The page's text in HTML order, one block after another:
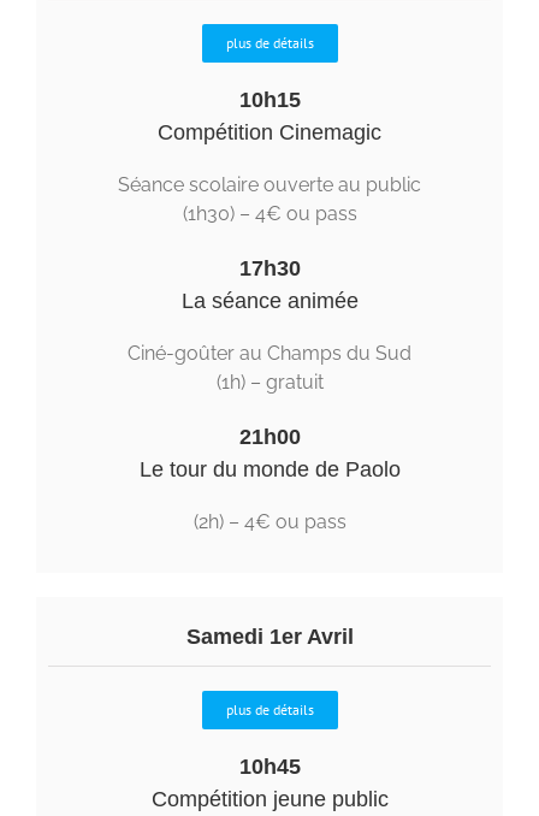
plus de détails
10h15
Compétition Cinemagic
Séance scolaire ouverte au public
(1h30) – 4€ ou pass
17h30
La séance animée
Ciné-goûter au Champs du Sud
(1h) – gratuit
21h00
Le tour du monde de Paolo
(2h) – 4€ ou pass
Samedi 1er Avril
plus de détails
10h45
Compétition jeune public